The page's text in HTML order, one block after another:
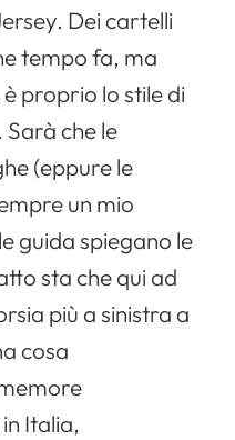
Dei cartelli
tempo fa, ma
proprio lo stile di
che le
(eppure le
un mio
guida spiegano le
sta che qui ad
più a sinistra a
cosa
Italia,
Apri il menu di navigazione